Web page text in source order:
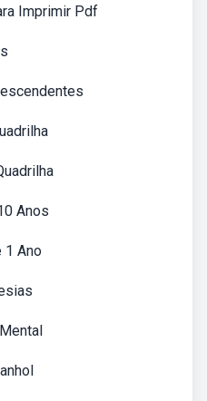
Imprimir Pdf
Anos
1 Ano